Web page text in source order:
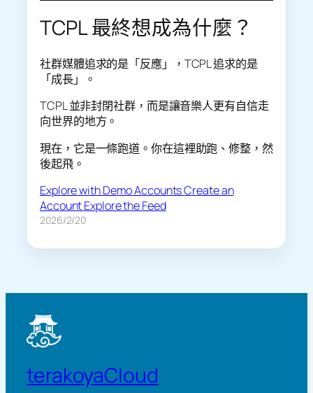
TCPL 最終想成為什麼？
社群媒體追求的是「反應」，TCPL 追求的是
「成長」。
TCPL 並非封閉社群，而是讓音樂人更有自信走
向世界的地方。
現在，它是一條跑道。你在這裡助跑、修整，然
後起飛。
Explore with Demo AccountsCreate an
AccountExplore the Feed
2026/2/20
terakoyaCloud